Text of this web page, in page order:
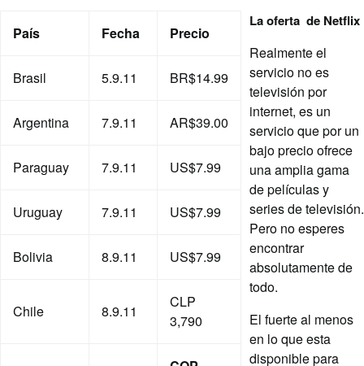
País Fecha Precio
Brasil 5.9.11 BR$14.99
Argentina 7.9.11 AR$39.00
Paraguay 7.9.11 US$7.99
Uruguay 7.9.11 US$7.99
Bolivia 8.9.11 US$7.99
Chile 8.9.11
CLP
3,790
La oferta de Netflix
Realmente el
servicio no es
televisión por
internet, es un
servicio que por un
bajo precio ofrece
una amplia gama
de películas y
series de televisión.
Pero no esperes
encontrar
absolutamente de
todo.
El fuerte al menos
en lo que esta
disponible para